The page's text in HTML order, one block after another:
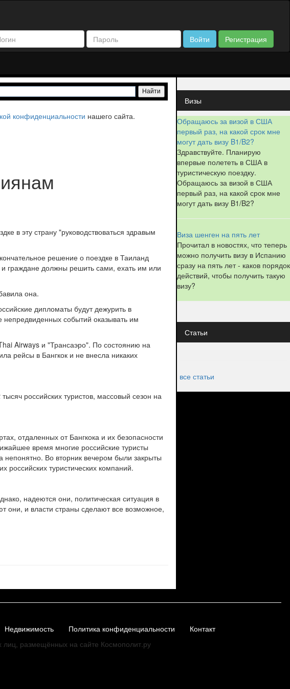
Войти Регистрация
конфиденциальности нашего сайта.
в эту страну "руководствоваться здравым
решение о поездке в Таиланд
и граждане должны решить сами, ехать им или
она.
дипломаты будут дежурить в
непредвиденных событий оказывать им
Airways и "Трансаэро". По состоянию на
рейсы в Бангкок и не внесла никаких
российских туристов, массовый сезон на
отдаленных от Бангкока и их безопасности
время многие российские туристы
непонятно. Во вторник вечером были закрыты
российских туристических компаний.
надеются они, политическая ситуация в
они, и власти страны сделают все возможное,
Визы
Обращаюсь за визой в США
первый раз, на какой срок мне
могут дать визу B1/B2?
Здравствуйте. Планирую
впервые полететь в США в
туристическую поездку.
Обращаюсь за визой в США
первый раз, на какой срок мне
могут дать визу B1/B2?
Виза шенген на пять лет
Прочитал в новостях, что теперь
можно получить визу в Испанию
сразу на пять лет - каков порядок
действий, чтобы получить такую
визу?
Статьи
все статьи
Недвижимость Политика конфиденциальности Контакт
лиц, размещённых на сайте Космополит.ру